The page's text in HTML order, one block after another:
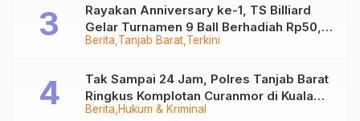
Berita Tanjab Barat Terkini
Rayakan Anniversary ke-1, TS Billiard
Gelar Turnamen 9 Ball Berhadiah Rp50,8
Juta
Berita Hukum & Kriminal
Tak Sampai 24 Jam, Polres Tanjab Barat
Ringkus Komplotan Curanmor di Kuala
Tungkal